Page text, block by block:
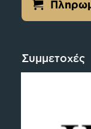
Συμμετοχές